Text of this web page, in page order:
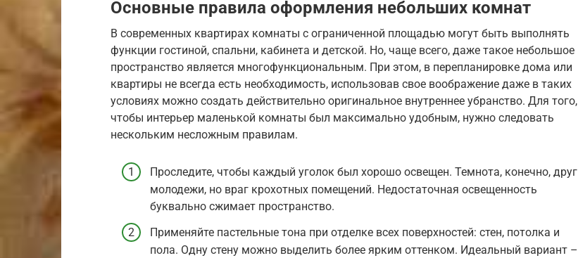
Основные правила оформления небольших комнат
В современных квартирах комнаты с ограниченной площадью могут быть выполнять
функции гостиной, спальни, кабинета и детской. Но, чаще всего, даже такое небольшое
пространство является многофункциональным. При этом, в перепланировке дома или
квартиры не всегда есть необходимость, использовав свое воображение даже в таких
условиях можно создать действительно оригинальное внутреннее убранство. Для того,
чтобы интерьер маленькой комнаты был максимально удобным, нужно следовать
нескольким несложным правилам.
Проследите, чтобы каждый уголок был хорошо освещен. Темнота, конечно, друг
молодежи, но враг крохотных помещений. Недостаточная освещенность
буквально сжимает пространство.
Применяйте пастельные тона при отделке всех поверхностей: стен, потолка и
пола. Одну стену можно выделить более ярким оттенком. Идеальный вариант –